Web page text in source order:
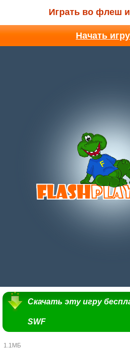
Играть во флеш
Начать игру
Скачать эту игру
SWF
1.1МБ